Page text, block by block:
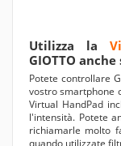
Utilizza la
GIOTTO
Potete controllare
vostro smartphone
Virtual HandPad
l'intensità. Potete
richiamarle molto